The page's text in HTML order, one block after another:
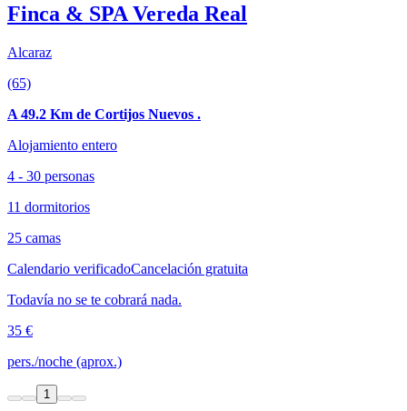
Finca & SPA Vereda Real
Alcaraz
(65)
A 49.2 Km de Cortijos Nuevos .
Alojamiento entero
4 - 30 personas
11 dormitorios
25 camas
Calendario verificadoCancelación gratuita
Todavía no se te cobrará nada.
35 €
pers./noche (aprox.)
1